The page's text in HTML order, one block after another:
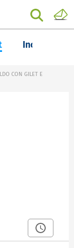
Inchieste
CON GILET E